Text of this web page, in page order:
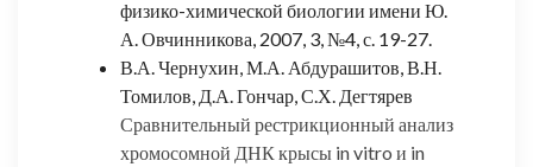
физико-химической биологии имени Ю.
А. Овчинникова, 2007, 3, №4, с. 19-27.
В.А. Чернухин, М.А. Абдурашитов, В.Н.
Томилов, Д.А. Гончар, С.Х. Дегтярев
Сравнительный рестрикционный анализ
хромосомной ДНК крысы in vitro и in